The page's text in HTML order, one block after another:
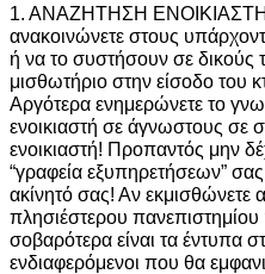
1. ΑΝΑΖΗΤΗΣΗ ΕΝΟΙΚΙΑΣΤΗ.
ανακοινώνετε στους
ή να το συστήσουν σε δικούς
μισθωτήριο στην είσοδο του
Αργότερα ενημερώνετε το
ενοικιαστή σε άγνωστους σε
ενοικιαστή! Προπαντός μην
“γραφεία εξυπηρετήσεων”
ακίνητό σας! Αν εκμισθώνετε
πλησιέστερου
σοβαρότερα είναι τα έντυπα
ενδιαφερόμενοι που θα